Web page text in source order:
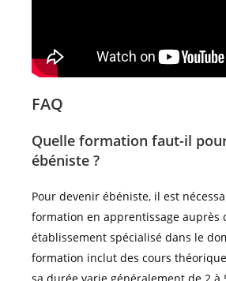
FAQ
Quelle formation faut-il
ébéniste ?
Pour devenir ébéniste, il est
formation en apprentissage auprès
établissement spécialisé dans le
formation inclut des cours